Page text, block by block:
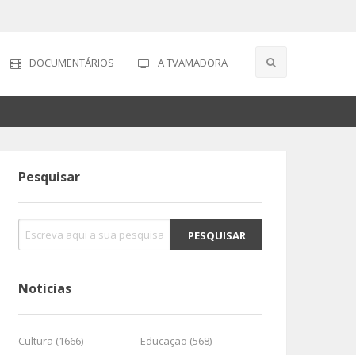
DOCUMENTÁRIOS A TVAMADORA
Pesquisar
Noticias
Cultura (1666)
Educação (568)